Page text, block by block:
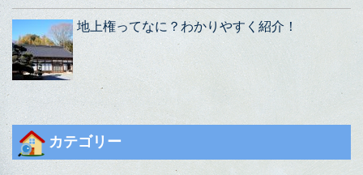
地上権ってなに？わかりやすく紹介！
カテゴリー